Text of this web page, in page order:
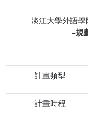
淡江大學外語
–規
計畫類型
計畫時程